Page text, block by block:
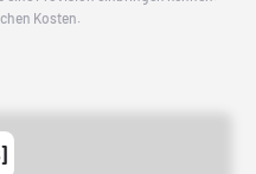
Kosten.